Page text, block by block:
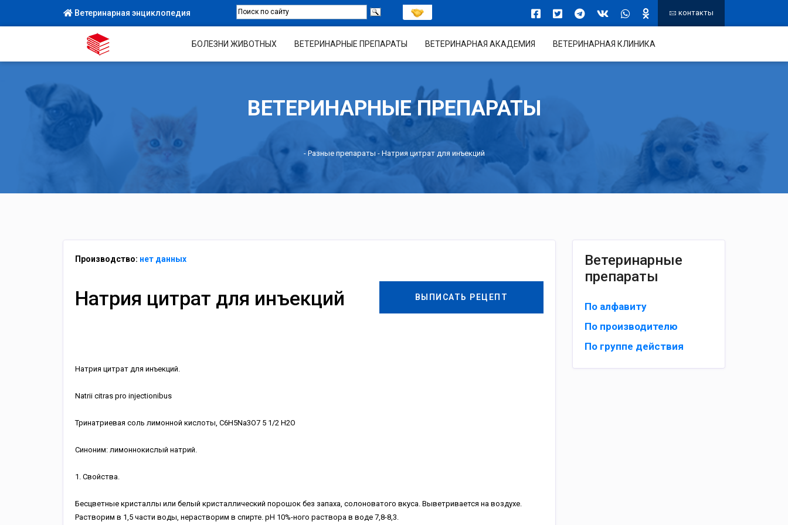
Ветеринарная энциклопедия контакты
БОЛЕЗНИ ЖИВОТНЫХ ВЕТЕРИНАРНЫЕ ПРЕПАРАТЫ ВЕТЕРИНАРНАЯ АКАДЕМИЯ ВЕТЕРИНАРНАЯ КЛИНИКА
ВЕТЕРИНАРНЫЕ ПРЕПАРАТЫ
-Разные препараты - Натрия цитрат для инъекций
Ветеринарные
препараты
По алфавиту
По производителю
По группе действия
Производство: нет данных
ВЫПИСАТЬ РЕЦЕПТ
Натрия цитрат для инъекций
Натрия цитрат для инъекций.
Natrii citras pro injectionibus
Тринатриевая соль лимонной кислоты, C6H5Na3O7 5 1/2 H2O
Синоним: лимоннокислый натрий.
1. Свойства.
Бесцветные кристаллы или белый кристаллический порошок без запаха, солоноватого вкуса. Выветривается на воздухе.
Растворим в 1,5 части воды, нерастворим в спирте. рН 10%-ного раствора в воде 7,8-8,3.